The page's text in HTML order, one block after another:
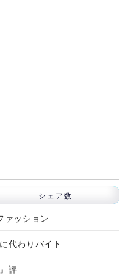
シェア数
ァッション
代わりバイト
評